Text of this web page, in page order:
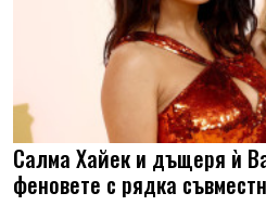
Салма Хайек и дъщеря ѝ
феновете с рядка